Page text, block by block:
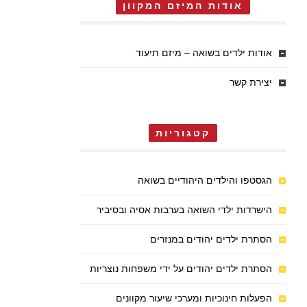
אודות המיזם המקוון
אודות ילדים בשואה – מיזם תיעוד
יצירת קשר
קטגוריות
הגסטפו והילדים היהודיים בשואה
הישרדות ילדי השואה בערבות אסיה ובסיביר
הסתרת ילדים יהודים במנזרים
הסתרת ילדים יהודים על ידי משפחות נוצריות
הפעלות חינוכיות ומערכי שיעור מקוונים